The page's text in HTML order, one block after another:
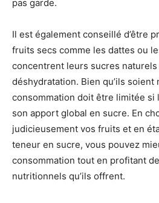
pas garde.
Il est également conseillé d’être
fruits secs comme les dattes ou
concentrent leurs sucres
déshydratation. Bien qu’ils
consommation doit être limitée si
son apport global en sucre. En
judicieusement vos fruits et en
teneur en sucre, vous pouvez
consommation tout en profitant
nutritionnels qu’ils offrent.